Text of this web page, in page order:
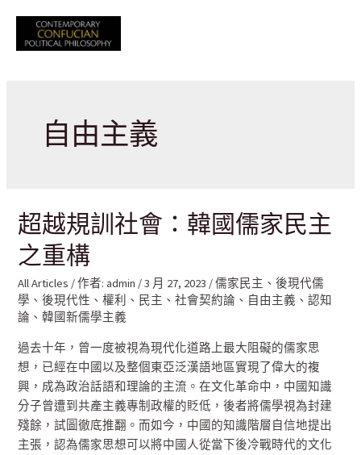
自由主義
超越規訓社會：韓國儒家民主
之重構
All Articles / 作者:admin /3 月 27, 2023 /儒家民主 、後現代儒
學 、後現代性 、權利 、 民主 、社會契約論 、 自由主義 、認知
論 、韓國新儒學主義
過去十年，曾一度被視為現代化道路上最大阻礙的儒家思
想，已經在中國以及整個東亞泛漢語地區實現了偉大的複
興，成為政治話語和理論的主流。在文化革命中，中國知識
分子曾遭到共產主義專制政權的貶低，後者將儒學視為封建
殘餘，試圖徹底推翻。而如今，中國的知識階層自信地提出
主張，認為儒家思想可以將中國人從當下後冷戰時代的文化